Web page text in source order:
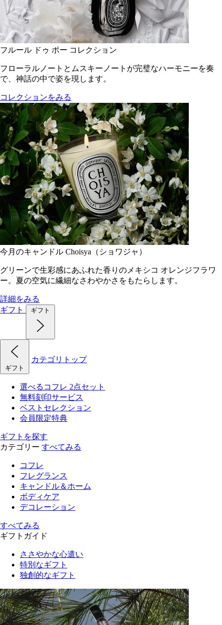
フルール ドゥ ポー コレクション
フローラルノートとムスキーノートが完璧なハーモニーを奏
で、神話の中で姿を現します。
コレクションをみる
今月のキャンドル Choisya（ショワジャ）
グリーンで生彩感にあふれた香りのメキシコ オレンジフラワ
ー。夏の空気に繊細なさわやかさをもたらします。
詳細をみる
ギフト
ギフト
ギフト
カテゴリトップ
選べるコフレ 2点セット
無料刻印サービス
ベストセレクション
会員限定特典
ギフトを探す
カテゴリー すべてみる
コフレ
フレグランス
キャンドル＆ホーム
ボディケア
デコレーション
すべてみる
ギフトガイド
ささやかな心遣い
特別なギフト
独創的なギフト